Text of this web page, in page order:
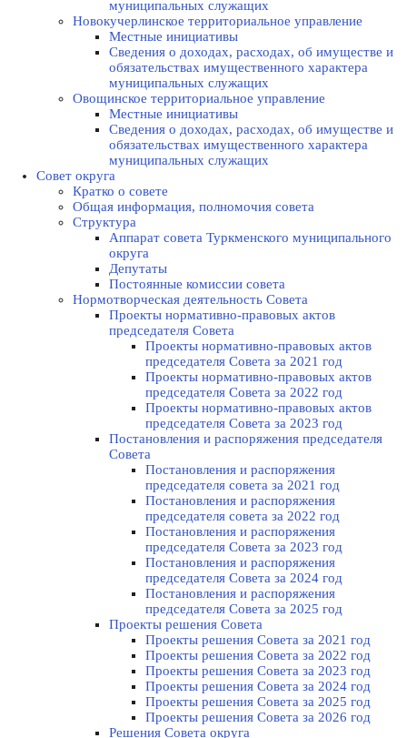
муниципальных служащих
Новокучерлинское территориальное управление
Местные инициативы
Сведения о доходах, расходах, об имуществе и
обязательствах имущественного характера
муниципальных служащих
Овощинское территориальное управление
Местные инициативы
Сведения о доходах, расходах, об имуществе и
обязательствах имущественного характера
муниципальных служащих
Совет округа
Кратко о совете
Общая информация, полномочия совета
Структура
Аппарат совета Туркменского муниципального
округа
Депутаты
Постоянные комиссии совета
Нормотворческая деятельность Совета
Проекты нормативно-правовых актов
председателя Cовета
Проекты нормативно-правовых актов
председателя Cовета за 2021 год
Проекты нормативно-правовых актов
председателя Cовета за 2022 год
Проекты нормативно-правовых актов
председателя Cовета за 2023 год
Постановления и распоряжения председателя
Cовета
Постановления и распоряжения
председателя совета за 2021 год
Постановления и распоряжения
председателя совета за 2022 год
Постановления и распоряжения
председателя Cовета за 2023 год
Постановления и распоряжения
председателя Cовета за 2024 год
Постановления и распоряжения
председателя Cовета за 2025 год
Проекты решения Cовета
Проекты решения Совета за 2021 год
Проекты решения Совета за 2022 год
Проекты решения Cовета за 2023 год
Проекты решения Совета за 2024 год
Проекты решения Совета за 2025 год
Проекты решения Совета за 2026 год
Решения Совета округа